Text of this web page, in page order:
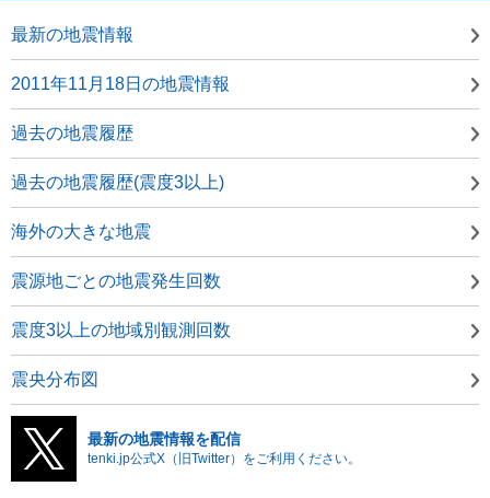
最新の地震情報
2011年11月18日の地震情報
過去の地震履歴
過去の地震履歴(震度3以上)
海外の大きな地震
震源地ごとの地震発生回数
震度3以上の地域別観測回数
震央分布図
最新の地震情報を配信
tenki.jp公式X（旧Twitter）をご利用ください。